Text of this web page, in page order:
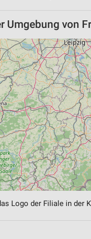
Umgebung von
Logo der Filiale in der